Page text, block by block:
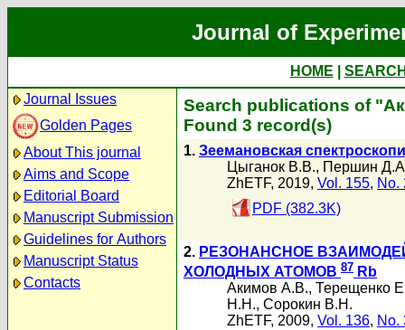
Journal of
HOME
Journal Issues
Golden Pages
About This journal
Aims and Scope
Editorial Board
Manuscript Submission
Guidelines for Authors
Manuscript Status
Contacts
Search publications of
Found 3 record(s)
1. Зеемановская
Цыганок В.В., Першин
ZhETF, 2019, Vol. 155, No.
PDF (382.3K)
2. РЕЗОНАНСНОЕ
ХОЛОДНЫХ АТОМОВ 87 Rb
Акимов А.В., Терещенко
Н.Н., Сорокин В.Н.
ZhETF, 2009, Vol. 136, No.